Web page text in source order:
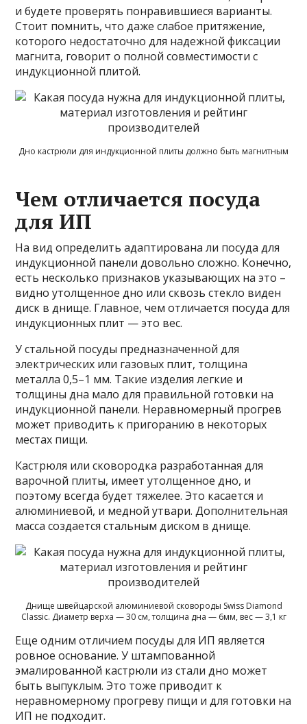
и будете проверять понравившиеся варианты.
Стоит помнить, что даже слабое притяжение,
которого недостаточно для надежной фиксации
магнита, говорит о полной совместимости с
индукционной плитой.
Дно кастрюли для индукционной плиты должно быть магнитным
Чем отличается посуда
для ИП
На вид определить адаптирована ли посуда для
индукционной панели довольно сложно. Конечно,
есть несколько признаков указывающих на это –
видно утолщенное дно или сквозь стекло виден
диск в днище. Главное, чем отличается посуда для
индукционных плит — это вес.
У стальной посуды предназначенной для
электрических или газовых плит, толщина
металла 0,5–1 мм. Такие изделия легкие и
толщины дна мало для правильной готовки на
индукционной панели. Неравномерный прогрев
может приводить к пригоранию в некоторых
местах пищи.
Кастрюля или сковородка разработанная для
варочной плиты, имеет утолщенное дно, и
поэтому всегда будет тяжелее. Это касается и
алюминиевой, и медной утвари. Дополнительная
масса создается стальным диском в днище.
Днище швейцарской алюминиевой сковороды Swiss Diamond
Classic. Диаметр верха — 30 см, толщина дна — 6мм, вес — 3,1 кг
Еще одним отличием посуды для ИП является
ровное основание. У штампованной
эмалированной кастрюли из стали дно может
быть выпуклым. Это тоже приводит к
неравномерному прогреву пищи и для готовки на
ИП не подходит.